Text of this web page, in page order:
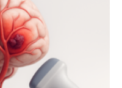
Zentrales
(ZIM) und
Auf dem
am 5. Juni 2025 in
für